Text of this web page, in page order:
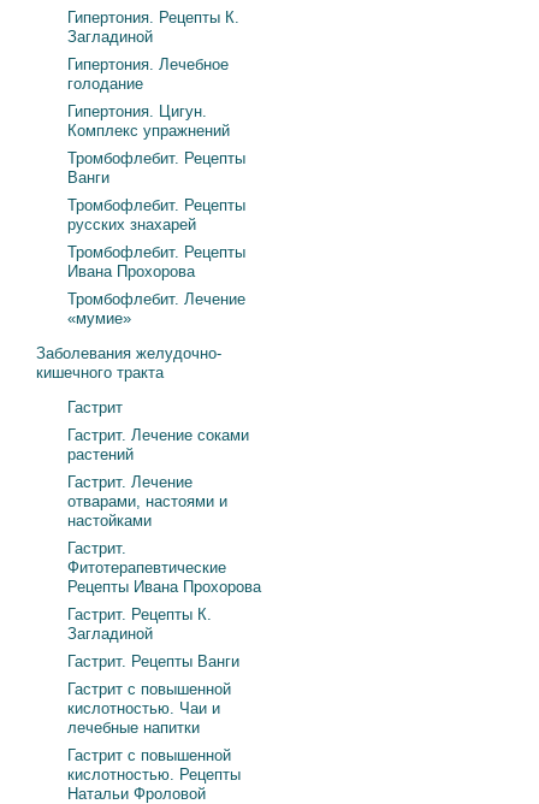
Гипертония. Рецепты К.
Загладиной
Гипертония. Лечебное
голодание
Гипертония. Цигун.
Комплекс упражнений
Тромбофлебит. Рецепты
Ванги
Тромбофлебит. Рецепты
русских знахарей
Тромбофлебит. Рецепты
Ивана Прохорова
Тромбофлебит. Лечение
«мумие»
Заболевания желудочно-
кишечного тракта
Гастрит
Гастрит. Лечение соками
растений
Гастрит. Лечение
отварами, настоями и
настойками
Гастрит.
Фитотерапевтические
Рецепты Ивана Прохорова
Гастрит. Рецепты К.
Загладиной
Гастрит. Рецепты Ванги
Гастрит с повышенной
кислотностью. Чаи и
лечебные напитки
Гастрит с повышенной
кислотностью. Рецепты
Натальи Фроловой